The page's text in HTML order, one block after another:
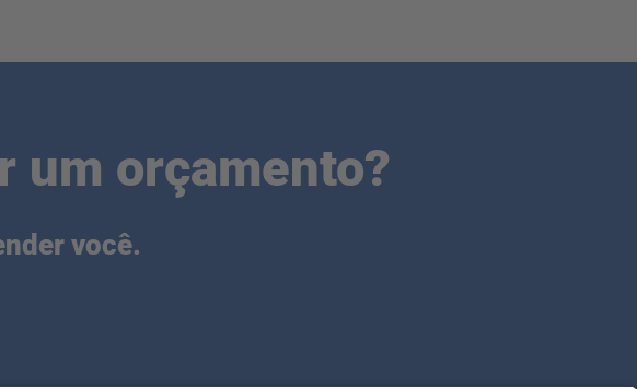
um orçamento?
você.